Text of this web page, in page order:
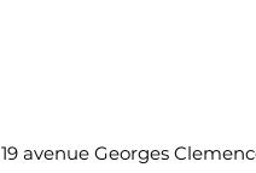
19 avenue